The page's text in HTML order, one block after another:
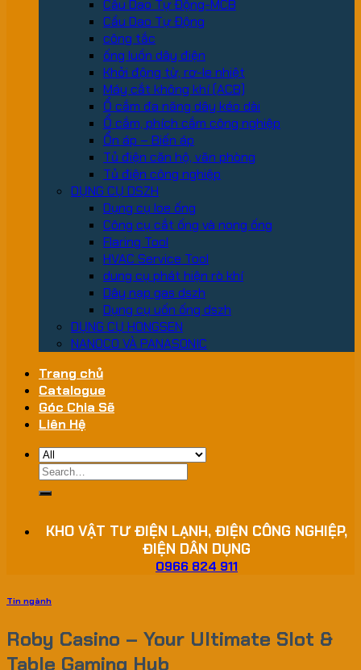
Cầu Dao Tự Động-MCB
Cầu Dao Tự Động
công tắc
ống luồn dây điện
Khởi động từ, rơ-le nhiệt
Máy cắt không khí (ACB)
Ổ cắm đa năng dây kéo dài
Ổ cắm, phích cắm công nghiệp
Ổn áp – Biến áp
Tủ điện căn hộ, văn phòng
Tủ điện công nghiệp
DỤNG CỤ DSZH
Dụng cụ loe ống
Công cụ cắt ống và nong ống
Flaring Tool
HVAC Service Tool
dung cụ phát hiện rò khí
Dây nạp gas dszh
Dụng cụ uốn ống dszh
DỤNG CỤ HONGSEN
NANOCO VÀ PANASONIC
Trang chủ
Catalogue
Góc Chia Sẽ
Liên Hệ
Search
for:
KHO VẬT TƯ ĐIỆN LẠNH, ĐIỆN CÔNG NGHIỆP,
ĐIỆN DÂN DỤNG
0966 824 911
Tin ngành
Roby Casino – Your Ultimate Slot &
Table Gaming Hub